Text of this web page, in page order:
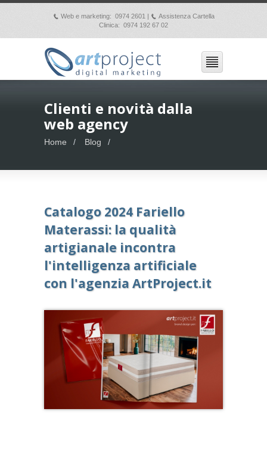
p Web e marketing: 0974 2601 | p
Assistenza Cartella
Clinica: 0974 192 67 02
Clienti e novità dalla
web agency
Home Blog
Catalogo 2024 Fariello
Materassi: la qualità
artigianale incontra
l'intelligenza artificiale
con l'agenzia ArtProject.it